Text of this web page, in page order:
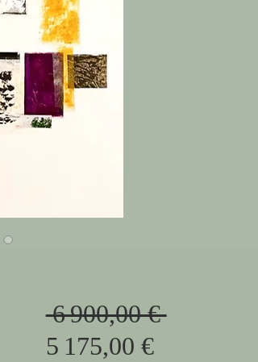
6 900,00 € Prix
5 175,00 €Prix